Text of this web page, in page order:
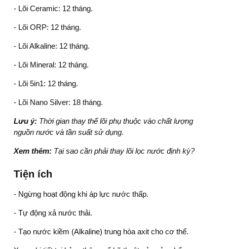
- Lõi Ceramic: 12 tháng.
- Lõi ORP: 12 tháng.
- Lõi Alkaline: 12 tháng.
- Lõi Mineral: 12 tháng.
- Lõi 5in1: 12 tháng.
- Lõi Nano Silver: 18 tháng.
Lưu ý: Thời gian thay thế lõi phụ thuộc vào chất lượng
nguồn nước và tần suất sử dụng.
Xem thêm: Tại sao cần phải thay lõi lọc nước định kỳ?
Tiện ích
- Ngừng hoạt động khi áp lực nước thấp.
- Tự động xả nước thải.
- Tạo nước kiềm (Alkaline) trung hòa axit cho cơ thể.